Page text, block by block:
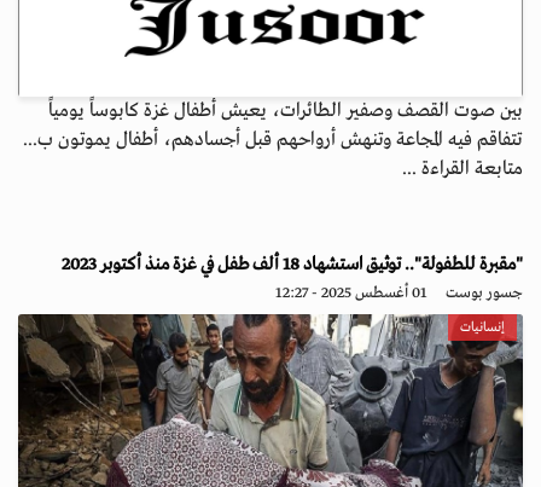
بين صوت القصف وصفير الطائرات، يعيش أطفال غزة كابوساً يومياً
تتفاقم فيه المجاعة وتنهش أرواحهم قبل أجسادهم، أطفال يموتون ب...
متابعة القراءة ...
"مقبرة للطفولة".. توثيق استشهاد 18 ألف طفل في غزة منذ أكتوبر 2023
جسور بوست 01 أغسطس 2025 - 12:27
إنسانيات